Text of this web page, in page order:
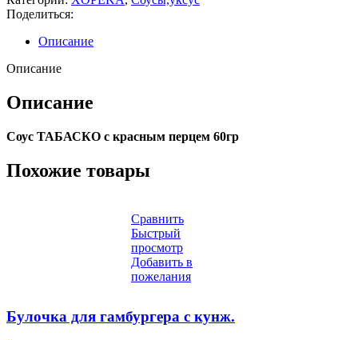
Поделиться:
Описание
Описание
Описание
Соус ТАБАСКО с красным перцем 60гр
Похожие товары
Сравнить
Быстрый
просмотр
Добавить в
пожелания
Булочка для гамбургера с кунж.